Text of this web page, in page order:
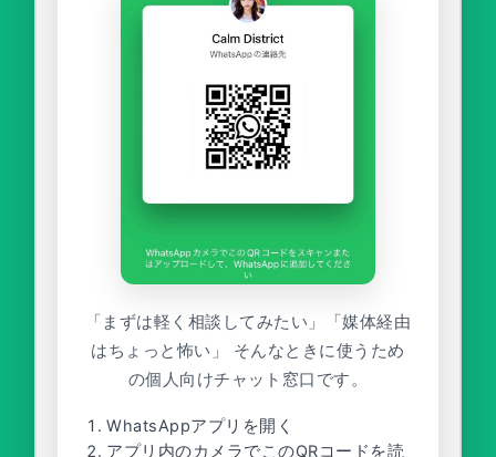
「まずは軽く相談してみたい」「媒体経由
はちょっと怖い」 そんなときに使うため
の個人向けチャット窓口です。
WhatsAppアプリを開く
アプリ内のカメラでこのQRコードを読